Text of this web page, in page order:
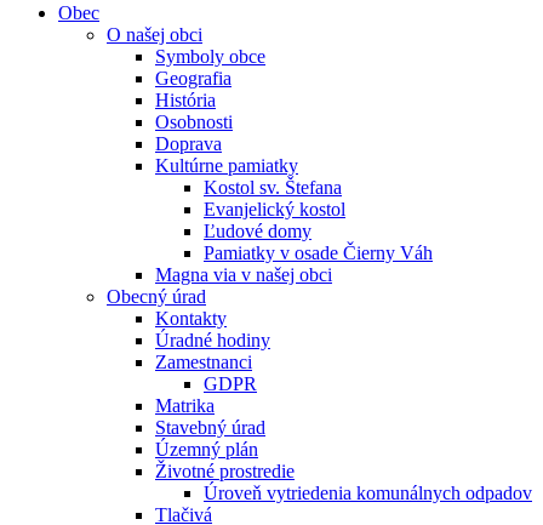
Obec
O našej obci
Symboly obce
Geografia
História
Osobnosti
Doprava
Kultúrne pamiatky
Kostol sv. Štefana
Evanjelický kostol
Ľudové domy
Pamiatky v osade Čierny Váh
Magna via v našej obci
Obecný úrad
Kontakty
Úradné hodiny
Zamestnanci
GDPR
Matrika
Stavebný úrad
Územný plán
Životné prostredie
Úroveň vytriedenia komunálnych odpadov
Tlačivá